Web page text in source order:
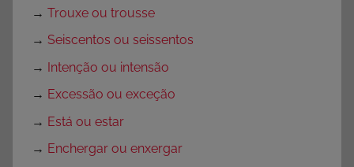
→ Trouxe ou trousse
→ Seiscentos ou seissentos
→ Intenção ou intensão
→ Excessão ou exceção
→ Está ou estar
→ Enchergar ou enxergar